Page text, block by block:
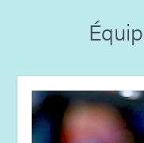
Guide : Aérospatiale
Guide : Équipement
(Asie|EN)